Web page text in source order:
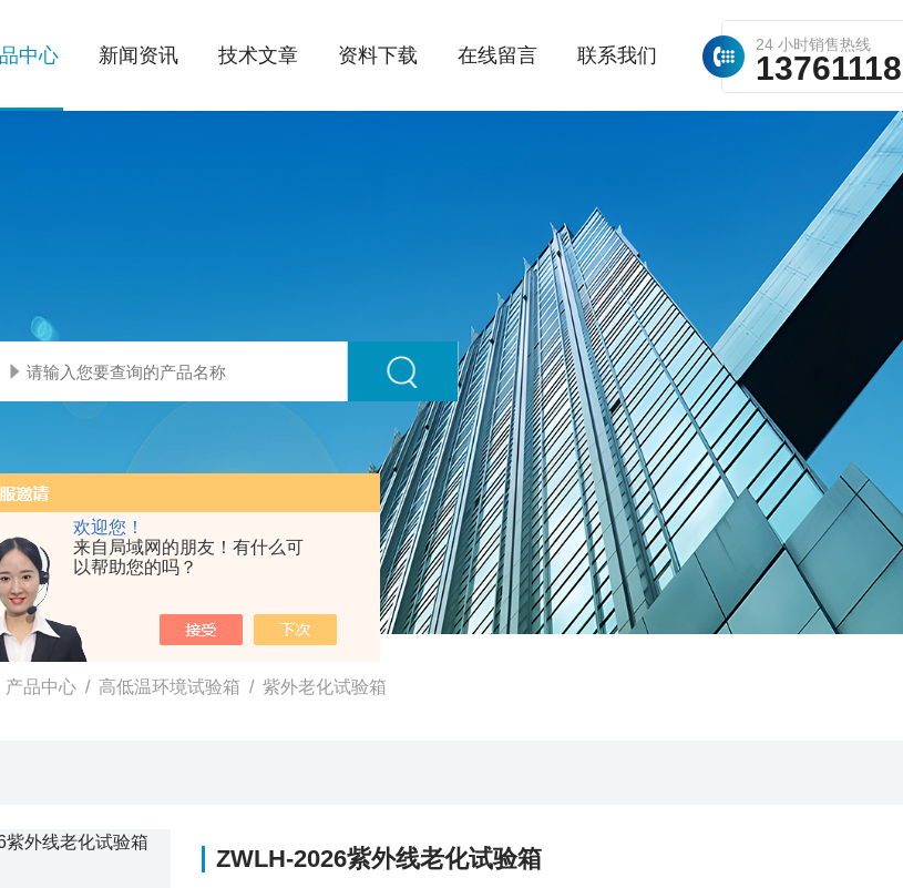
欢迎您！
来自局域网的朋友！有什么可
以帮助您的吗？
24 小时销售热线
中心 新闻资讯 技术文章 资料下载 在线留言 联系我们
产品中心 / 高低温环境试验箱 / 紫外老化试验箱
ZWLH-2026紫外线老化试验箱